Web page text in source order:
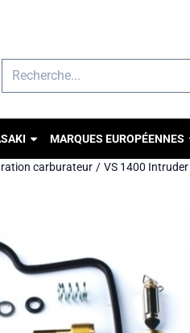
ou autorisez tous les
Rechercher
MARQUES EUROPÉENNES
carburateur / VS 1400